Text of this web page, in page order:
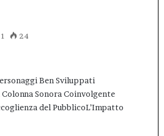
1 24
Ben Sviluppati
Colonna Sonora Coinvolgente
del PubblicoL’Impatto